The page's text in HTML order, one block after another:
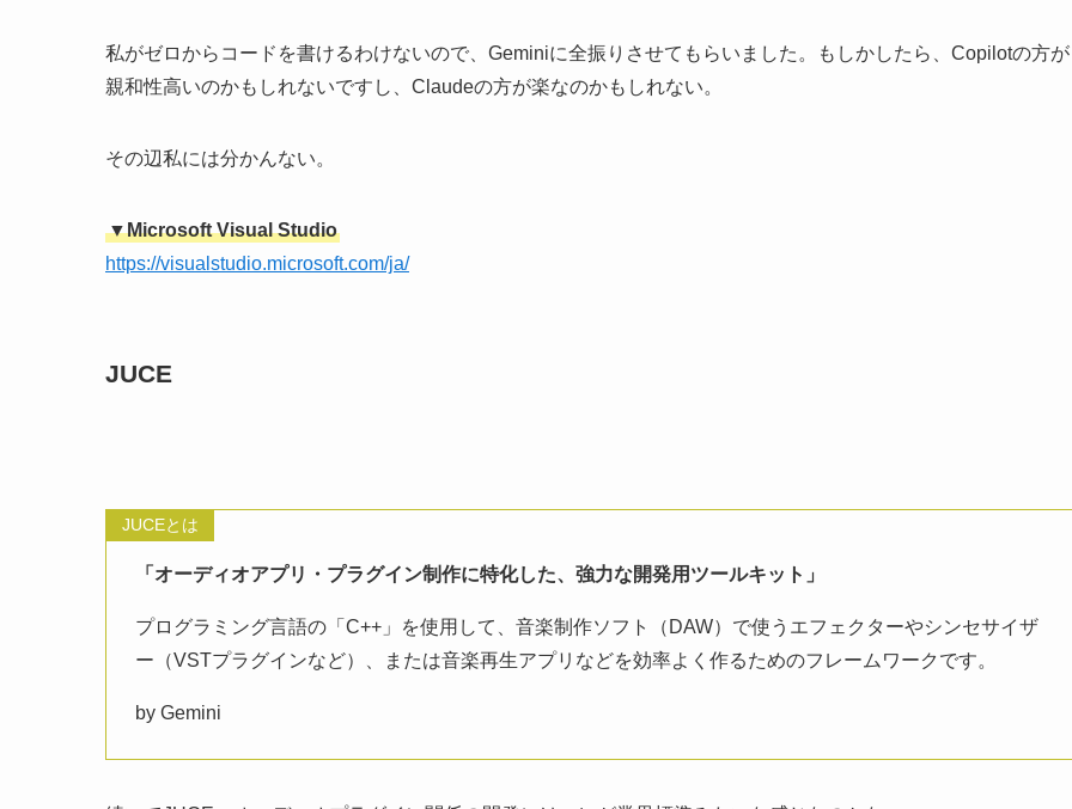
私がゼロからコードを書けるわけないので、Geminiに全振りさせてもらいました。もしかしたら、Copilotの方が
親和性高いのかもしれないですし、Claudeの方が楽なのかもしれない。
その辺私には分かんない。
▼Microsoft Visual Studio
https://visualstudio.microsoft.com/ja/
JUCE
JUCEとは
「オーディオアプリ・プラグイン制作に特化した、強力な開発用ツールキット」
プログラミング言語の「C++」を使用して、音楽制作ソフト（DAW）で使うエフェクターやシンセサイザ
ー（VSTプラグインなど）、または音楽再生アプリなどを効率よく作るためのフレームワークです。
by Gemini